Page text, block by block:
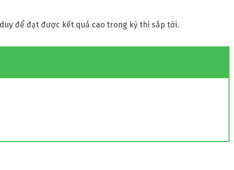
để đạt được kết quả cao trong kỳ thi sắp tới.